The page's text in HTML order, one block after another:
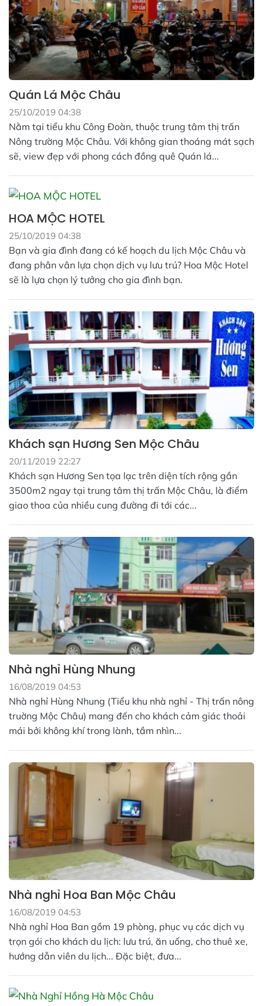
Quán Lá Mộc Châu
25/10/2019 04:38
Nằm tại tiểu khu Công Đoàn, thuộc trung tâm thị trấn
Nông trường Mộc Châu. Với không gian thoáng mát sạch
sẽ, view đẹp với phong cách đồng quê Quán lá...
HOA MỘC HOTEL
25/10/2019 04:38
Bạn và gia đình đang có kế hoạch du lịch Mộc Châu và
đang phân vân lựa chọn dịch vụ lưu trú? Hoa Mộc Hotel
sẽ là lựa chọn lý tưởng cho gia đình bạn.
Khách sạn Hương Sen Mộc Châu
20/11/2019 22:27
Khách sạn Hương Sen tọa lạc trên diện tích rộng gần
3500m2 ngay tại trung tâm thị trấn Mộc Châu, là điểm
giao thoa của nhiều cung đường đi tới các...
Nhà nghỉ Hùng Nhung
16/08/2019 04:53
Nhà nghỉ Hùng Nhung (Tiểu khu nhà nghỉ - Thị trấn nông
truờng Mộc Châu) mang đến cho khách cảm giác thoải
mái bởi không khí trong lành, tầm nhìn...
Nhà nghỉ Hoa Ban Mộc Châu
16/08/2019 04:53
Nhà nghỉ Hoa Ban gồm 19 phòng, phục vụ các dịch vụ
trọn gói cho khách du lịch: lưu trú, ăn uống, cho thuê xe,
hướng dẫn viên du lịch... Đặc biệt, đưa...